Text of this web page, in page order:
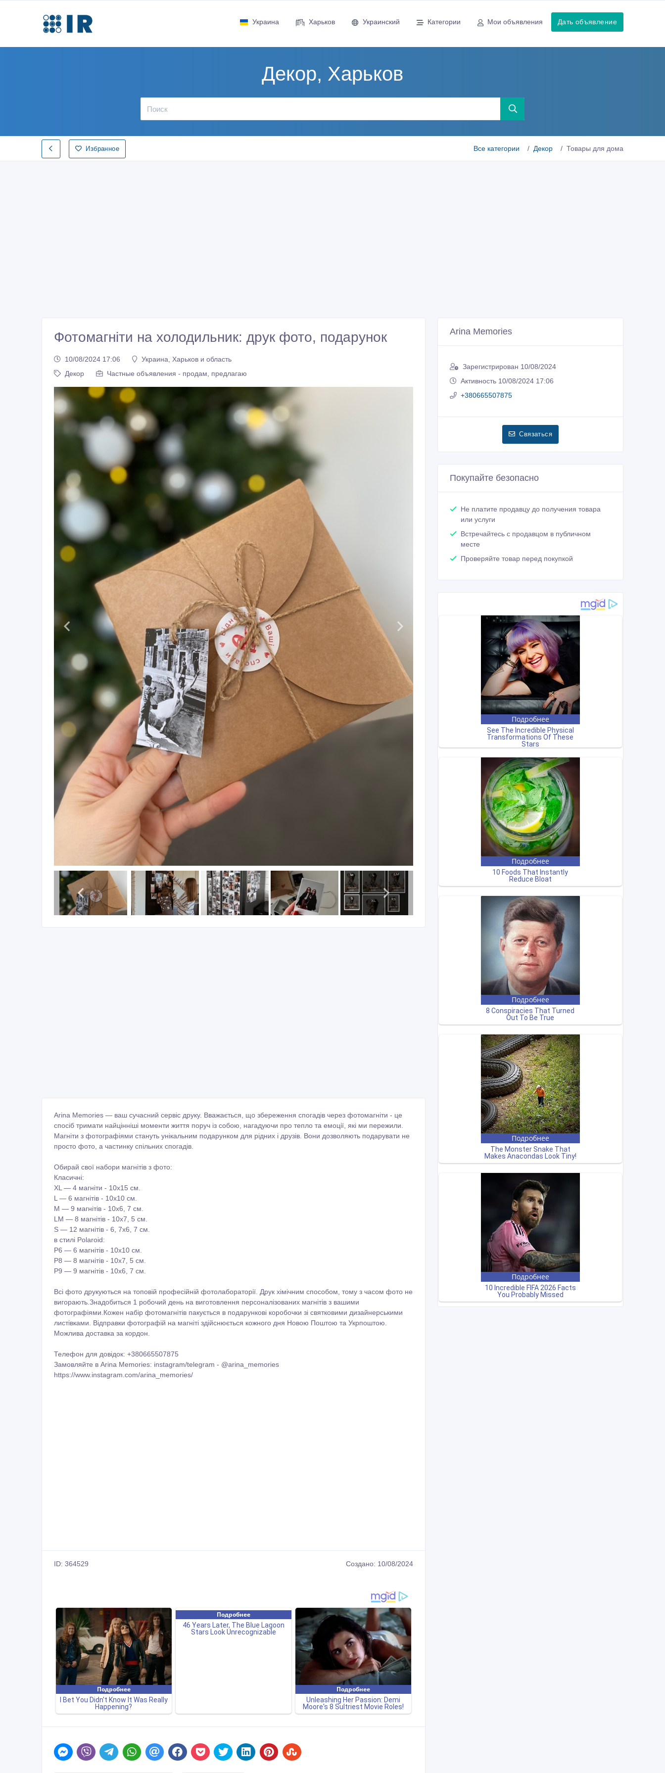
Украина Харьков Украинский Категории Мои объявления Дать объявление
Декор, Харьков
Избранное Все категории Декор Товары для дома
Фотомагніти на холодильник: друк фото, подарунок
10/08/2024 17:06
Украина, Харьков и область
Декор
Частные объявления - продам, предлагаю
Arina Memories — ваш сучасний сервіс друку. Вважається, що збереження спогадів через фотомагніти - це
спосіб тримати найцінніші моменти життя поруч із собою, нагадуючи про тепло та емоції, які ми пережили.
Магніти з фотографіями стануть унікальним подарунком для рідних і друзів. Вони дозволяють подарувати не
Обирай свої набори магнітів з фото:
Класичні:
XL — 4 магніти - 10х15 см.
L — 6 магнітів - 10х10 см.
М — 9 магнітів - 10х6, 7 см.
LM — 8 магнітів - 10х7, 5 см.
S — 12 магнітів - 6, 7х6, 7 см.
в стилі Polaroid:
P6 — 6 магнітів - 10x10 cм.
Р8 — 8 магнітів - 10х7, 5 см.
Всі фото друкуються на топовій професійній фотолабораторії. Друк хімічним способом, тому з часом фото не
вигорають.Знадобиться 1 робочий день на виготовлення персоналізованих магнітів з вашими
фотографіями.Кожен набір фотомагнітів пакується в подарункові коробочки зі святковими дизайнерськими
листівками. Відправки фотографій на магніті здійснюється кожного дня Новою Поштою та Укрпоштою.
Телефон для довідок: +380665507875
Замовляйте в Arina Memories: instagram/telegram - @arina_memories
Arina Memories
Зарегистрирован 10/08/2024
Активность 10/08/2024 17:06
+380665507875
Связаться
Покупайте безопасно
Не платите продавцу до получения товара
или услуги
Встречайтесь с продавцом в публичном
месте
Проверяйте товар перед покупкой